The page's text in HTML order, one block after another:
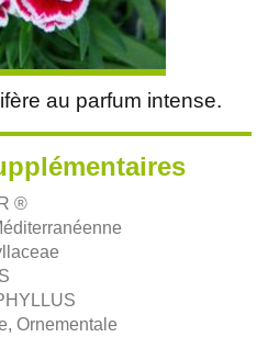
au parfum intense.
®
Ornementale